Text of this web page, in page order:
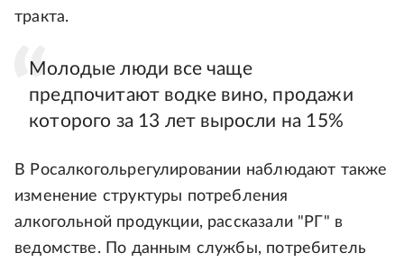
тракта.
Молодые люди все чаще
предпочитают водке вино, продажи
которого за 13 лет выросли на 15%
В Росалкогольрегулировании наблюдают также
изменение структуры потребления
алкогольной продукции, рассказали "РГ" в
ведомстве. По данным службы, потребитель